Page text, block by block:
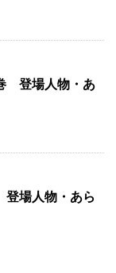
登場人物・あ
場人物・あら